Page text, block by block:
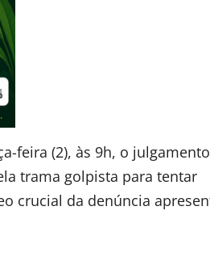
feira (2), às 9h, o
trama golpista para tentar
crucial da denúncia